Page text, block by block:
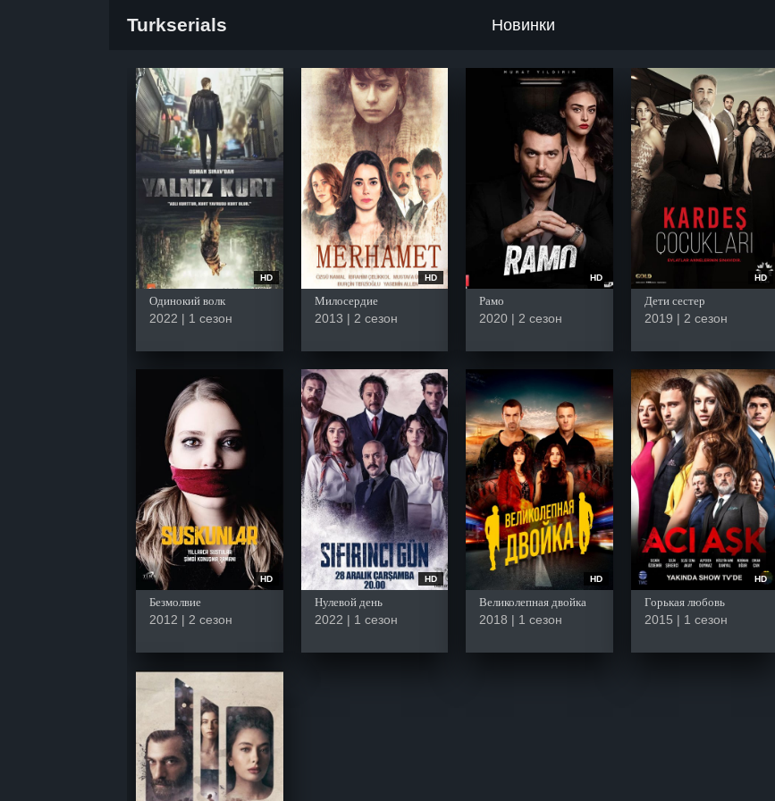
Turkserials Новинки
HD
Одинокий волк
2022 | 1 сезон
HD
Милосердие
2013 | 2 сезон
HD
Рамо
2020 | 2 сезон
HD
Дети сестер
2019 | 2 сезон
HD
Безмолвие
2012 | 2 сезон
HD
Нулевой день
2022 | 1 сезон
HD
Великолепная двойка
2018 | 1 сезон
HD
Горькая любовь
2015 | 1 сезон